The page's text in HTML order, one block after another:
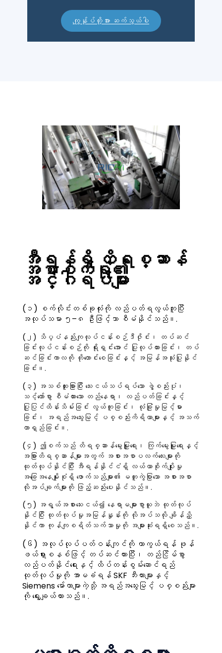
ကျွန်ုပ်တို့အား ဆက်သွယ်ပါ
အီရန်ရှိ တိရစ္ဆာန်
အစာစက်ရုံ၏
အင်္ဂါရပ်များ
(၁) စက်လိုင်းတစ်ခုလုံးကို လည်ပတ်ရလွယ်ကူပြီး
အလုပ်သမား ၅–၈ ဦးဖြင့်သာ စီမံနိုင်သည်။.
(၂) သိပ္ပံနည်းကျလုပ်ငန်းစဉ်ဒီဇိုင်း၊ တပ်ဆင်
ခြင်းလုပ်ငန်းစဉ်ကို ရိုးရှင်းအောင် ပြုလုပ်ထားခြင်း၊ တပ်
ဆင်ခြင်းကာလကို တိုတောင်းစေခြင်းနှင့် အမြန်အသုံးပြုနိုင်
ခြင်း။.
(၃) အသစ်ထူးခြားပြီး သေးငယ်သပ်ရပ်သော ဖွဲ့စည်းပုံ၊
သင့်တော်စွာ စီမံထားသော တည်နေရာ၊ လည်ပတ်ခြင်းနှင့်
ပြုပြင်ထိန်းသိမ်းခြင်း လွယ်ကူခြင်း၊ လုံခြုံမှုမြင့်မား
ခြင်း၊ အရည်အသွေးမြင့် ပစ္စည်းကိရိယာများနှင့် အသက်
တာရှည်ခြင်း။.
(၄) ဤစက်သည် တိရစ္ဆာန်မွေးမြူရေး၊ ကြက်မွေးမြူရေးနှင့်
အခြားတိရစ္ဆာန်များအတွက် အစားအစာပလက်လေးများကို
ထုတ်လုပ်နိုင်ပြီး အီရန်နိုင်ငံရှိ လယ်ယာစိုက်ပျိုးမှု
အခြေအနေမျိုးစုံရှိ ဖောက်သည်များ၏ မတူကွဲပြားသော အစားအစာ
လိုအပ်ချက်များကို ဖြည့်ဆည်းပေးနိုင်သည်။.
(၅) အရွယ်အစားသေးငယ်၍ နေရာမများစွာယူဘဲ ထုတ်လုပ်
နိုင်ပြီး ထုတ်လုပ်မှုအမြန်နှုန်းကို လိုအပ်သလို ချိန်ညှိ
နိုင်ကာ ကုန်ကျစရိတ်သက်သာမှုကို အများဆုံးရရှိစေသည်။.
(၆) အလုပ်လုပ်ပတ်ဝန်းကျင်ကို ကာကွယ်ရန် ဖုန်
ဖယ်ရှားစနစ်ဖြင့် တပ်ဆင်ထားပြီး၊ တည်ငြိမ်စွာ
လည်ပတ်နိုင်ရေးနှင့် ထိပ်တန်းစွမ်းဆောင်ရည်
ထုတ်လုပ်မှုကို အာမခံရန် SKF ဘီးယားများနှင့်
Siemens မော်တာများကဲ့သို့ အရည်အသွေးမြင့် ပစ္စည်းများ
ကို ရွေးချယ်ထားသည်။.